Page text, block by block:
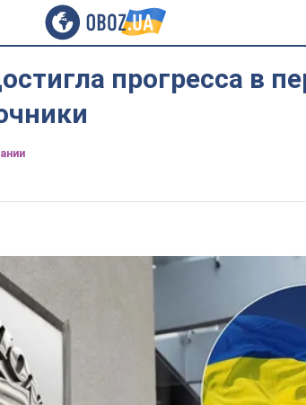
прогресса в